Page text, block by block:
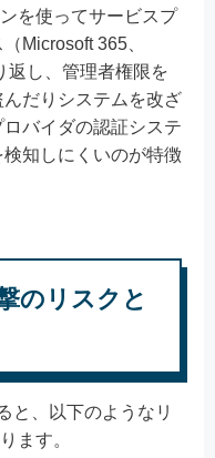
を使ってサービスプ
Microsoft 365、
返し、管理者権限を
だりシステムを改ざ
バイダの認証システ
知しにくいのが特徴
のリスクと
と、以下のようなリ
ます。